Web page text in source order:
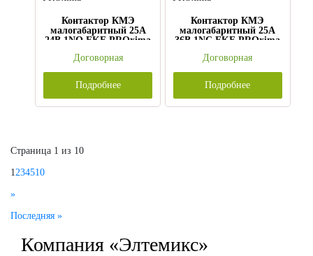
Контактор КМЭ
малогабаритный 25А
24В 1NO EKF PROxima
Договорная
Подробнее
Контактор КМЭ
малогабаритный 25А
36В 1NC EKF PROxima
Договорная
Подробнее
Страница 1 из 10
1 234510
»
Последняя »
Компания «Элтемикс»